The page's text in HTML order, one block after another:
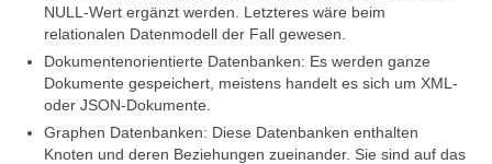
NULL-Wert ergänzt werden. Letzteres wäre beim
relationalen Datenmodell der Fall gewesen.
Dokumentenorientierte Datenbanken: Es werden ganze
Dokumente gespeichert, meistens handelt es sich um XML-
oder JSON-Dokumente.
Graphen Datenbanken: Diese Datenbanken enthalten
Knoten und deren Beziehungen zueinander. Sie sind auf das